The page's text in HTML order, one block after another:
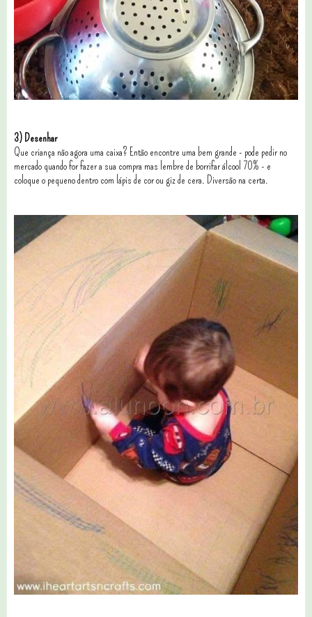
3) Desenhar
Que criança não agora uma caixa? Então encontre uma bem grande - pode pedir no
mercado quando for fazer a sua compra mas lembre de borrifar álcool 70% - e
coloque o pequeno dentro com lápis de cor ou giz de cera. Diversão na certa.